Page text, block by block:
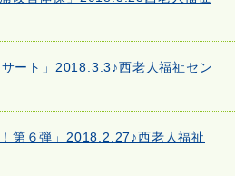
サート」2018.3.3♪西老人福祉セン
第６弾」2018.2.27♪西老人福祉